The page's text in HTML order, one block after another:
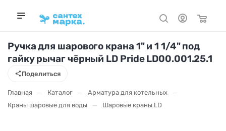
Поделиться
Ручка для шарового крана 1" и 1 1/4" под
гайку рычаг чёрный LD Pride LD00.001.25.1
Главная — Каталог — Арматура для котельных —
Краны шаровые для воды — Шаровые краны LD